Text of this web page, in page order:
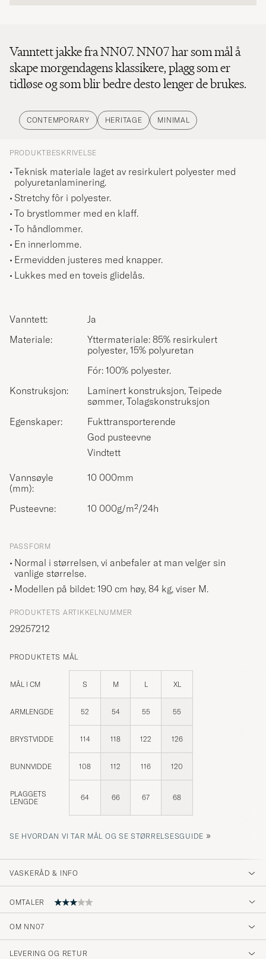
Vanntett jakke fra NN07. NN07 har som mål å
skape morgendagens klassikere, plagg som er
tidløse og som blir bedre desto lenger de brukes.
CONTEMPORARY HERITAGE MINIMAL
PRODUKTBESKRIVELSE
Teknisk materiale laget av resirkulert polyester med
polyuretanlaminering.
Stretchy fôr i polyester.
To brystlommer med en klaff.
To håndlommer.
En innerlomme.
Ermevidden justeres med knapper.
Lukkes med en toveis glidelås.
Vanntett:
Ja
Materiale:
Yttermateriale: 85% resirkulert
polyester, 15% polyuretan
Fór: 100% polyester.
Konstruksjon:
Laminert konstruksjon, Teipede
sømmer, Tolagskonstruksjon
Egenskaper:
Fukttransporterende
God pusteevne
Vindtett
Vannsøyle
(mm):
10 000mm
Pusteevne: 10 000g/m²/24h
PASSFORM
Normal i størrelsen, vi anbefaler at man velger sin
vanlige størrelse.
Modellen på bildet: 190 cm høy, 84 kg, viser M.
PRODUKTETS ARTIKKELNUMMER
29257212
PRODUKTETS MÅL
MÅL I CM S M L XL
ARMLENGDE 52 54 55 55
BRYSTVIDDE 114 118 122 126
BUNNVIDDE 108 112 116 120
PLAGGETS
LENGDE
64 66 67 68
SE HVORDAN VI TAR MÅL OG SE STØRRELSESGUIDE »
VASKERÅD & INFO
OMTALER
Lynlåsen driller enormt meget. Så meget at
jeg nogle gange får lyst til at returnere jakken
OM NN07
LEVERING OG RETUR